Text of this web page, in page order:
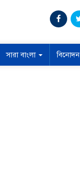
সারা বাংলা বিনোদন